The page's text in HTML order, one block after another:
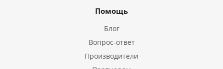
Помощь
Блог
Вопрос-ответ
Производители